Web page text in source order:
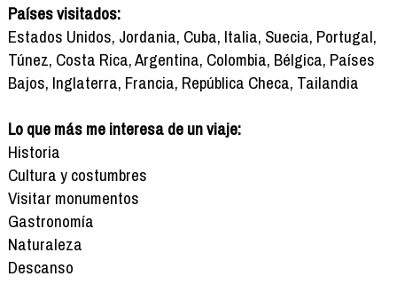
Países visitados:
Estados Unidos, Jordania, Cuba, Italia, Suecia, Portugal,
Túnez, Costa Rica, Argentina, Colombia, Bélgica, Países
Bajos, Inglaterra, Francia, República Checa, Tailandia
Lo que más me interesa de un viaje:
Historia
Cultura y costumbres
Visitar monumentos
Gastronomía
Naturaleza
Descanso